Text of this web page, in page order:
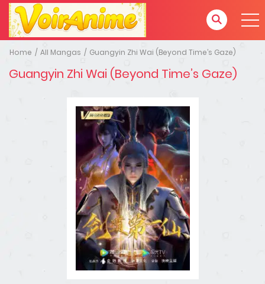
Home All Mangas Guangyin Zhi Wai (Beyond Time’s Gaze)
Guangyin Zhi Wai (Beyond Time’s Gaze)